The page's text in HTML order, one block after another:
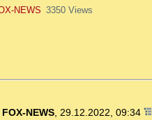
NEWS 3350 Views
FOX-NEWS, 29.12.2022, 09:34